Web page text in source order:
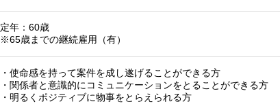
定年：60歳
※65歳までの継続雇用（有）
・使命感を持って案件を成し遂げることができる方
・関係者と意識的にコミュニケーションをとることができる方
・明るくポジティブに物事をとらえられる方